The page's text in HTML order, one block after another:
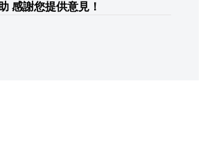
感謝您提供意見！